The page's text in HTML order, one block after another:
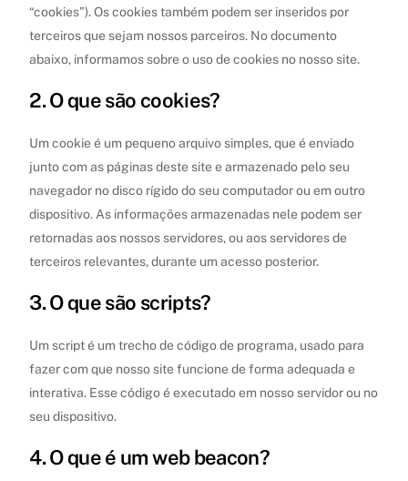
“cookies”). Os cookies também podem ser inseridos por
terceiros que sejam nossos parceiros. No documento
abaixo, informamos sobre o uso de cookies no nosso site.
2. O que são cookies?
Um cookie é um pequeno arquivo simples, que é enviado
junto com as páginas deste site e armazenado pelo seu
navegador no disco rígido do seu computador ou em outro
dispositivo. As informações armazenadas nele podem ser
retornadas aos nossos servidores, ou aos servidores de
terceiros relevantes, durante um acesso posterior.
3. O que são scripts?
Um script é um trecho de código de programa, usado para
fazer com que nosso site funcione de forma adequada e
interativa. Esse código é executado em nosso servidor ou no
seu dispositivo.
4. O que é um web beacon?